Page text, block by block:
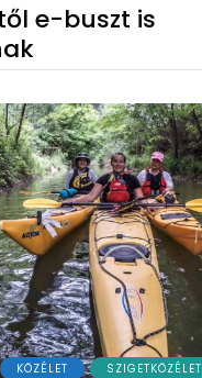
e-buszt is
KÖZÉLET SZIGETKÖZÉLET